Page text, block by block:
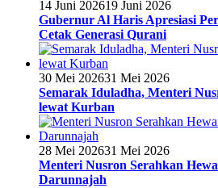
14 Juni 202619 Juni 2026
Gubernur Al Haris Apresiasi
Cetak Generasi Qurani
30 Mei 202631 Mei 2026
Semarak Iduladha, Menteri
lewat Kurban
28 Mei 202631 Mei 2026
Menteri Nusron Serahkan
Darunnajah